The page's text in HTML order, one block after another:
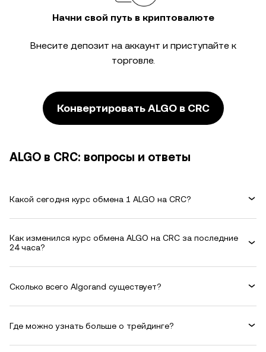
Начни свой путь в криптовалюте
Внесите депозит на аккаунт и приступайте к
торговле.
Конвертировать ALGO в CRC
ALGO в CRC: вопросы и ответы
Какой сегодня курс обмена 1 ALGO на CRC?
Как изменился курс обмена ALGO на CRC за последние
24 часа?
Сколько всего Algorand существует?
Где можно узнать больше о трейдинге?